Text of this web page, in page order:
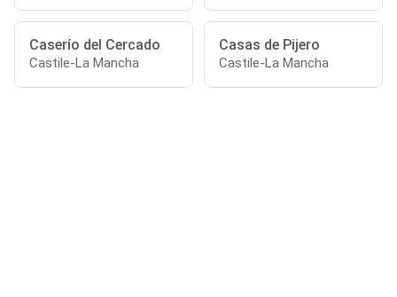
Caserío del Cercado
Castile-La Mancha
Casas de Pijero
Castile-La Mancha